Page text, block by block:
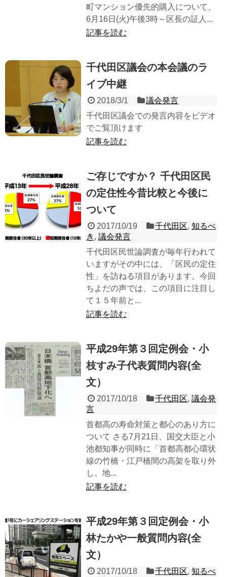
町マンション優先的購入について、
6月16日(火)午後3時～区長の証人...
記事を読む
千代田区議会の本会議のラ
イブ中継
2018/3/1
議会発言
千代田区議会での発言内容をビデオ
でご覧頂けます
記事を読む
ご存じですか？ 千代田区民
の定住性今昔比較と今後に
ついて
2017/10/19 千代田区,知るべ
き , 議会発言
千代田区民世論調査が毎年行われて
いますがその中には、「区民の定住
性」を訪ねる項目があります。今回
ちよだの声では、この項目に注目し
て１５年前と...
記事を読む
平成29年第３回定例会・小
枝すみ子代表質問内容(全
文）
2017/10/18 千代田区,議会発
言
首都高の寿命対策と都心のあり方に
ついて さる7月21日、国交大臣と小
池都知事が同時に「首都高都心環状
線の竹橋・江戸橋間の高架を取り外
し、地...
記事を読む
平成29年第３回定例会・小
林たかや一般質問内容(全
文）
2017/10/18 千代田区,知るべ